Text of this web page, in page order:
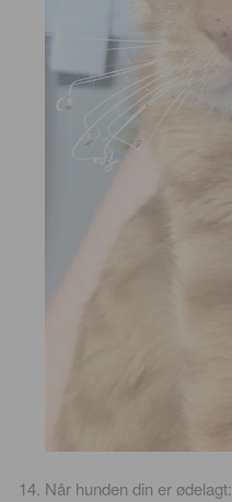
Når hunden din er ødelagt: